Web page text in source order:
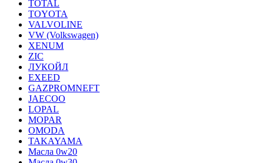
TOTAL
TOYOTA
VALVOLINE
VW (Volkswagen)
XENUM
ZIC
ЛУКОЙЛ
EXEED
GAZPROMNEFT
JAECOO
LOPAL
MOPAR
OMODA
TAKAYAMA
Масла 0w20